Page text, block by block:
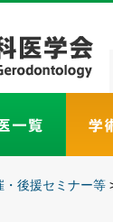
・後援セミナー等